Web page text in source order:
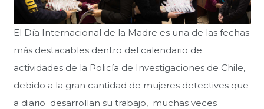
El Día Internacional de la Madre es una de las fechas
más destacables dentro del calendario de
actividades de la Policía de Investigaciones de Chile,
debido a la gran cantidad de mujeres detectives que
a diario desarrollan su trabajo, muchas veces